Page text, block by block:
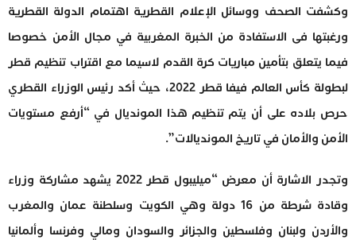
وكشفت الصحف ووسائل الإعلام القطرية اهتمام الدولة القطرية
ورغبتها فى الاستفادة من الخبرة المغربية في مجال الأمن خصوصا
فيما يتعلق بتأمين مباريات كرة القدم لاسيما مع اقتراب تنظيم قطر
لبطولة كأس العالم فيفا قطر 2022، حيث أكد رئيس الوزراء القطري
حرص بلاده على أن يتم تنظيم هذا المونديال في “أرفع مستويات
الأمن والأمان في تاريخ المونديالات”.
وتجدر الاشارة أن معرض “ميليبول قطر 2022 يشهد مشاركة وزراء
وقادة شرطة من 16 دولة وهي الكويت وسلطنة عمان والمغرب
والأردن ولبنان وفلسطين والجزائر والسودان ومالي وفرنسا وألمانيا